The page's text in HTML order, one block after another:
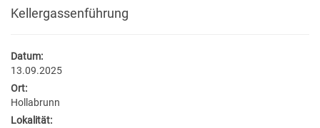
JOBS
HOCHZEITEN
MITARBEITER
POLITIK
GEMEINDEPROFIL
NEU IN HOLLABRUNN
BESTATTUNG
STADTWERKE
VERANSTALTUNGSKALENDER
REGIONALE GASTRONOMIE
FREIZEIT & TOURISMUS
BILDUNG
SCHULEN & HOCHSCHULEN
ERWACHSENENBILDUNG
WOHNPROJEKTE
VERFÜGBARE GRUNDSTÜCKE
GESUNDHEIT & SOZIALES
MEDIZINISCHE VERSORGUNG
UMWELT & VERKEHR
Kellergassenführung
Datum:
13.09.2025
Ort:
Hollabrunn
Lokalität: